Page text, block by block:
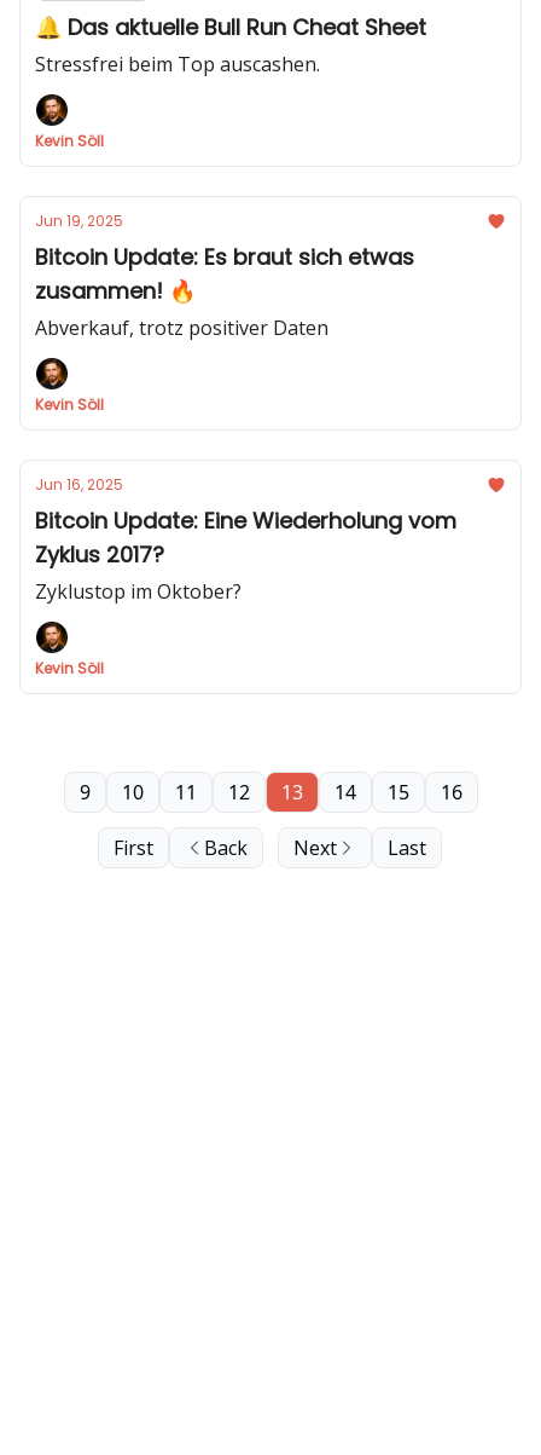
🔔 Das aktuelle Bull Run Cheat Sheet
Stressfrei beim Top auscashen.
Kevin Söll
Jun 19, 2025
Bitcoin Update: Es braut sich etwas
zusammen! 🔥
Abverkauf, trotz positiver Daten
Kevin Söll
Jun 16, 2025
Bitcoin Update: Eine Wiederholung vom
Zyklus 2017?
Zyklustop im Oktober?
Kevin Söll
First Back
9 10 11 12 13 14 15 16
Next Last